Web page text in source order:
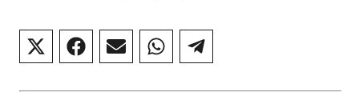
Compartir
en
Compartir
en
Compartir
en
Compartir
en
Compartir
en